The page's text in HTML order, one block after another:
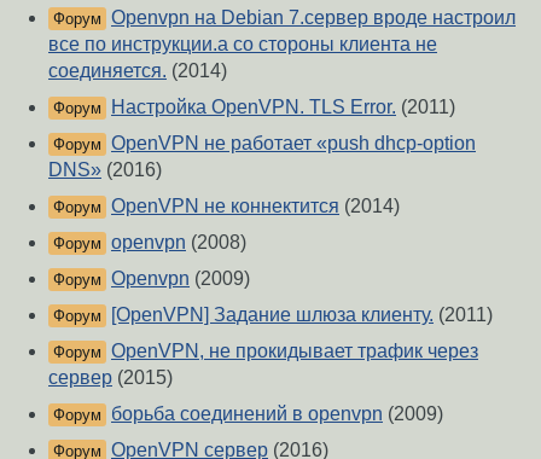
Форум Openvpn на Debian 7.сервер вроде настроил
все по инструкции.а со стороны клиента не
соединяется. (2014)
Форум Настройка OpenVPN. TLS Error. (2011)
Форум OpenVPN не работает «push dhcp-option
DNS» (2016)
Форум OpenVPN не коннектится (2014)
Форум openvpn (2008)
Форум Openvpn (2009)
Форум [OpenVPN] Задание шлюза клиенту. (2011)
Форум OpenVPN, не прокидывает трафик через
сервер (2015)
Форум борьба соединений в openvpn (2009)
Форум OpenVPN сервер (2016)